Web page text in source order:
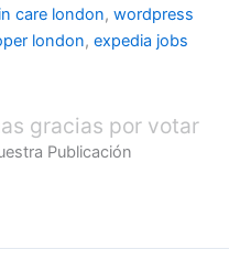
care london, wordpress
london, expedia jobs
gracias por votar
Publicación